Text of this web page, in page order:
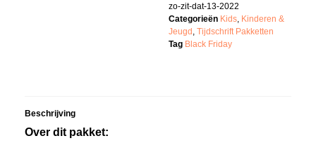
zo-zit-dat-13-2022
Categorieën Kids, Kinderen &
Jeugd , Tijdschrift Pakketten
Tag Black Friday
Beschrijving
Over dit pakket: